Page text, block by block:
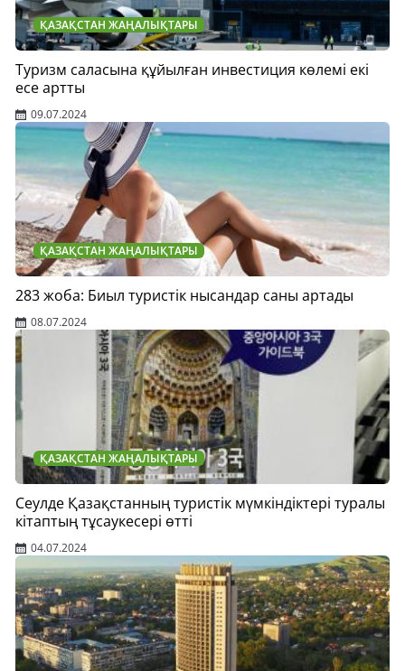
ҚАЗАҚСТАН ЖАҢАЛЫҚТАРЫ
Туризм саласына құйылған инвестиция көлемі екі
есе артты
09.07.2024
ҚАЗАҚСТАН ЖАҢАЛЫҚТАРЫ
283 жоба: Биыл туристік нысандар саны артады
08.07.2024
ҚАЗАҚСТАН ЖАҢАЛЫҚТАРЫ
Сеулде Қазақстанның туристік мүмкіндіктері туралы
кітаптың тұсаукесері өтті
04.07.2024